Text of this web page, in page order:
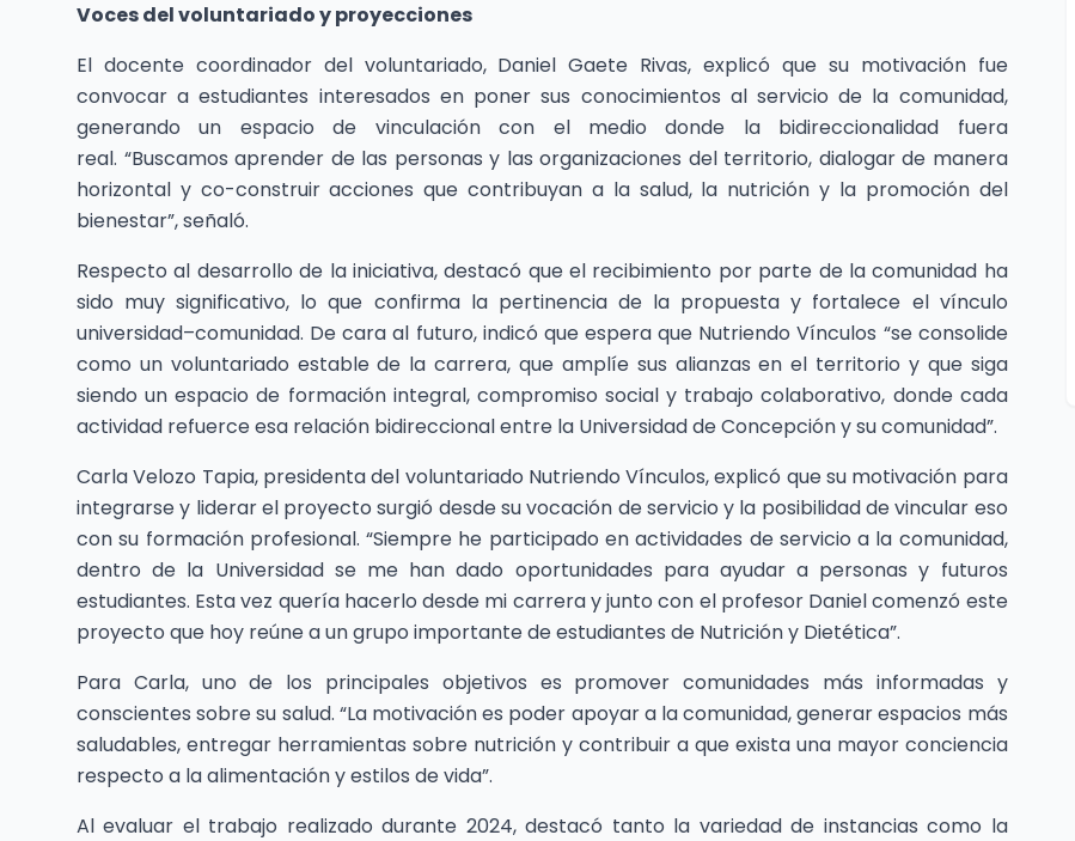
Voces del voluntariado y proyecciones
El docente coordinador del voluntariado, Daniel Gaete Rivas, explicó que su motivación fue
convocar a estudiantes interesados en poner sus conocimientos al servicio de la comunidad,
generando un espacio de vinculación con el medio donde la bidireccionalidad fuera
real. “Buscamos aprender de las personas y las organizaciones del territorio, dialogar de manera
horizontal y co-construir acciones que contribuyan a la salud, la nutrición y la promoción del
bienestar”, señaló.
Respecto al desarrollo de la iniciativa, destacó que el recibimiento por parte de la comunidad ha
sido muy significativo, lo que confirma la pertinencia de la propuesta y fortalece el vínculo
universidad–comunidad. De cara al futuro, indicó que espera que Nutriendo Vínculos “se consolide
como un voluntariado estable de la carrera, que amplíe sus alianzas en el territorio y que siga
siendo un espacio de formación integral, compromiso social y trabajo colaborativo, donde cada
actividad refuerce esa relación bidireccional entre la Universidad de Concepción y su comunidad”.
Carla Velozo Tapia, presidenta del voluntariado Nutriendo Vínculos, explicó que su motivación para
integrarse y liderar el proyecto surgió desde su vocación de servicio y la posibilidad de vincular eso
con su formación profesional. “Siempre he participado en actividades de servicio a la comunidad,
dentro de la Universidad se me han dado oportunidades para ayudar a personas y futuros
estudiantes. Esta vez quería hacerlo desde mi carrera y junto con el profesor Daniel comenzó este
proyecto que hoy reúne a un grupo importante de estudiantes de Nutrición y Dietética”.
Para Carla, uno de los principales objetivos es promover comunidades más informadas y
conscientes sobre su salud. “La motivación es poder apoyar a la comunidad, generar espacios más
saludables, entregar herramientas sobre nutrición y contribuir a que exista una mayor conciencia
respecto a la alimentación y estilos de vida”.
Al evaluar el trabajo realizado durante 2024, destacó tanto la variedad de instancias como la